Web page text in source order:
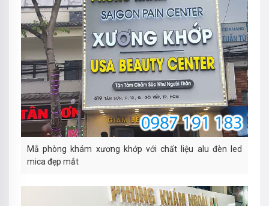
Mẫ phòng khám xương khớp với chất liệu alu đèn led
mica đẹp mắt